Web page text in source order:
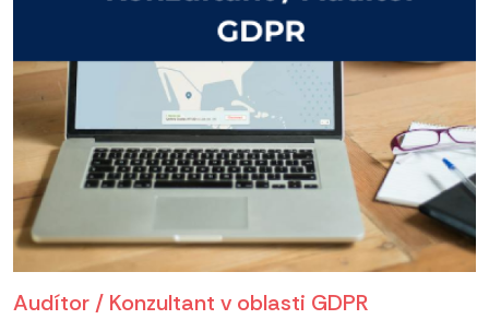
Audítor / Konzultant v oblasti GDPR